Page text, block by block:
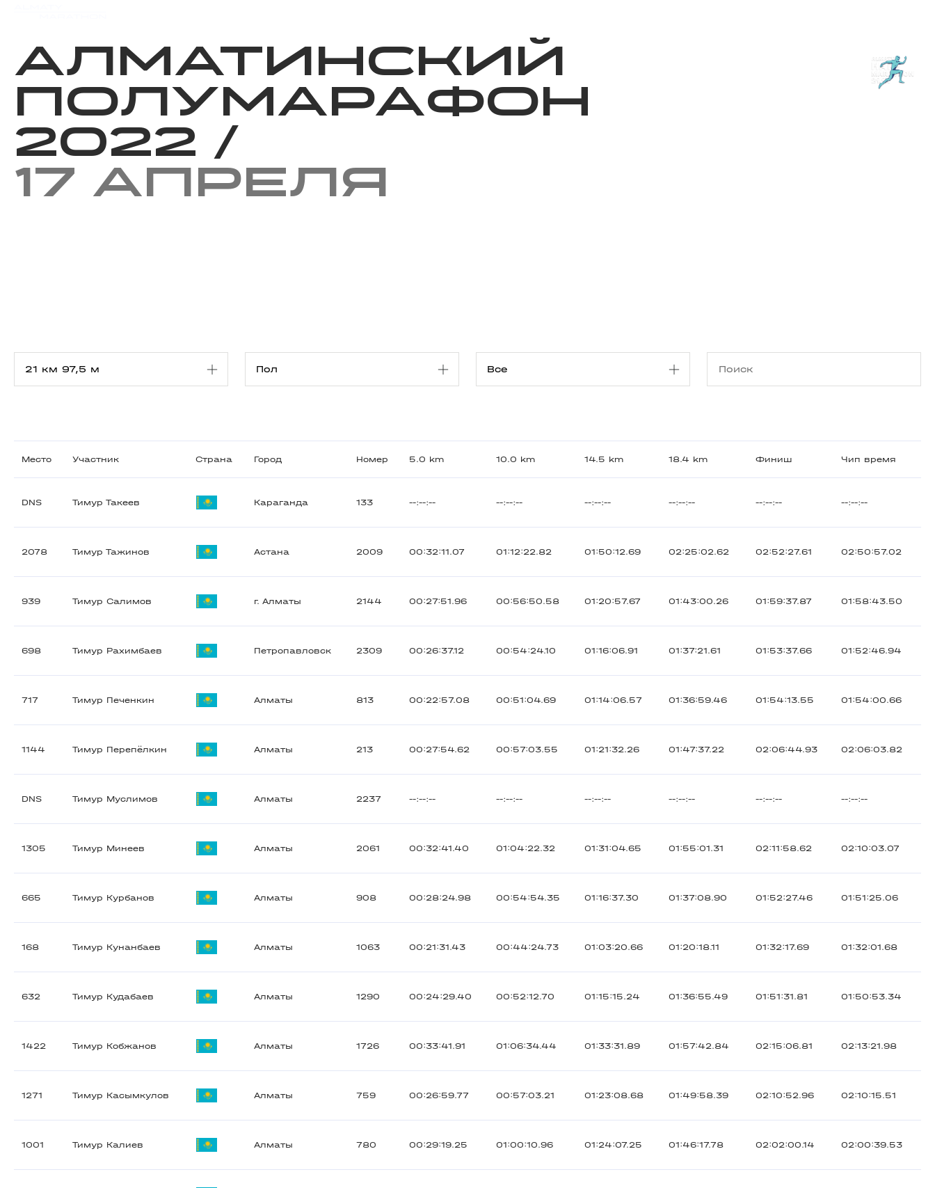
Алматинский
Полумарафон
2022 /
17 апреля
Место Участник Страна Город Номер 5.0 km 10.0 km 14.5 km 18.4 km Финиш Чип время
DNS Тимур Такеев Караганда 133 --:--:-- --:--:-- --:--:-- --:--:-- --:--:-- --:--:--
2078 Тимур Тажинов Астана 2009 00:32:11.07 01:12:22.82 01:50:12.69 02:25:02.62 02:52:27.61 02:50:57.02
939 Тимур Салимов г. Алматы 2144 00:27:51.96 00:56:50.58 01:20:57.67 01:43:00.26 01:59:37.87 01:58:43.50
698 Тимур Рахимбаев Петропавловск 2309 00:26:37.12 00:54:24.10 01:16:06.91 01:37:21.61 01:53:37.66 01:52:46.94
717 Тимур Печенкин Алматы 813 00:22:57.08 00:51:04.69 01:14:06.57 01:36:59.46 01:54:13.55 01:54:00.66
1144 Тимур Перепёлкин Алматы 213 00:27:54.62 00:57:03.55 01:21:32.26 01:47:37.22 02:06:44.93 02:06:03.82
DNS Тимур Муслимов Алматы 2237 --:--:-- --:--:-- --:--:-- --:--:-- --:--:-- --:--:--
1305 Тимур Минеев Алматы 2061 00:32:41.40 01:04:22.32 01:31:04.65 01:55:01.31 02:11:58.62 02:10:03.07
665 Тимур Курбанов Алматы 908 00:28:24.98 00:54:54.35 01:16:37.30 01:37:08.90 01:52:27.46 01:51:25.06
168 Тимур Кунанбаев Алматы 1063 00:21:31.43 00:44:24.73 01:03:20.66 01:20:18.11 01:32:17.69 01:32:01.68
632 Тимур Кудабаев Алматы 1290 00:24:29.40 00:52:12.70 01:15:15.24 01:36:55.49 01:51:31.81 01:50:53.34
1422 Тимур Кобжанов Алматы 1726 00:33:41.91 01:06:34.44 01:33:31.89 01:57:42.84 02:15:06.81 02:13:21.98
1271 Тимур Касымкулов Алматы 759 00:26:59.77 00:57:03.21 01:23:08.68 01:49:58.39 02:10:52.96 02:10:15.51
1001 Тимур Калиев Алматы 780 00:29:19.25 01:00:10.96 01:24:07.25 01:46:17.78 02:02:00.14 02:00:39.53